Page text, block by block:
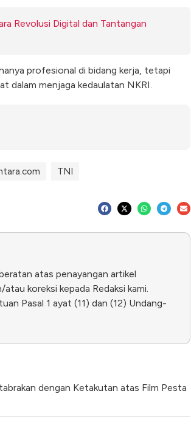
Revolusi Digital dan Tantangan
profesional di bidang kerja, tetapi
dalam menjaga kedaulatan NKRI.
TNI
atas penayangan artikel
koreksi kepada Redaksi kami.
Pasal 1 ayat (11) dan (12) Undang-
dengan Ketakutan atas Film Pesta